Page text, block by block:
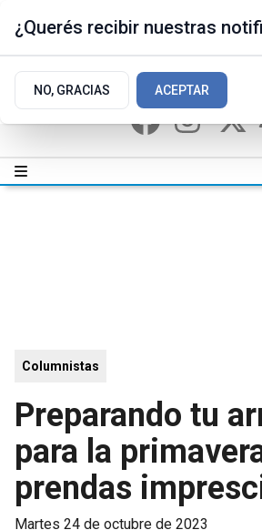
Columnistas
Preparando tu
para la
prendas
martes 24 de octubre de 2023
¿Querés recibir nuestras
NO, GRACIAS ACEPTAR